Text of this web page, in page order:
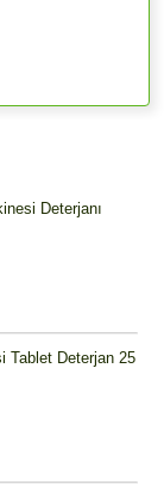
Deterjanı
Tablet Deterjan 25